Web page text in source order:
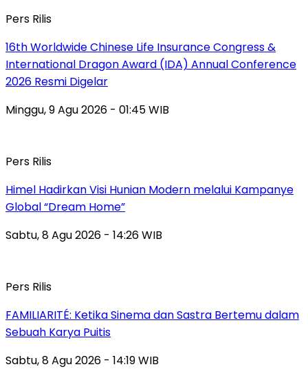
Pers Rilis
16th Worldwide Chinese Life Insurance Congress &
International Dragon Award (IDA) Annual Conference
2026 Resmi Digelar
Minggu, 9 Agu 2026 - 01:45 WIB
Pers Rilis
Himel Hadirkan Visi Hunian Modern melalui Kampanye
Global “Dream Home”
Sabtu, 8 Agu 2026 - 14:26 WIB
Pers Rilis
FAMILIARITÉ: Ketika Sinema dan Sastra Bertemu dalam
Sebuah Karya Puitis
Sabtu, 8 Agu 2026 - 14:19 WIB